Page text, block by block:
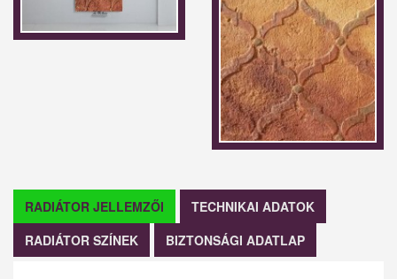
RADIÁTOR JELLEMZŐI
TECHNIKAI ADATOK
RADIÁTOR SZÍNEK
BIZTONSÁGI ADATLAP